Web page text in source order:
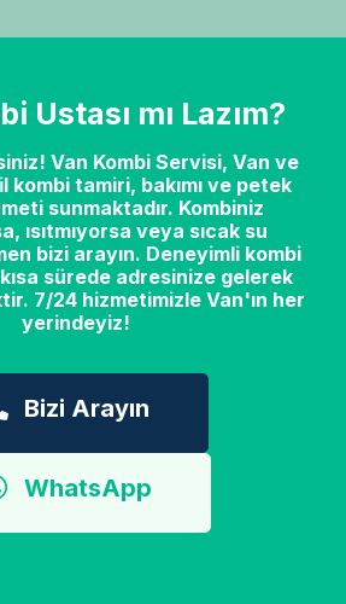
Ustası mı Lazım?
Van Kombi Servisi, Van ve
tamiri, bakımı ve petek
sunmaktadır. Kombiniz
ısıtmıyorsa veya sıcak su
bizi arayın. Deneyimli kombi
kısa sürede adresinize gelerek
7/24 hizmetimizle Van'ın her
yerindeyiz!
Bizi Arayın
WhatsApp